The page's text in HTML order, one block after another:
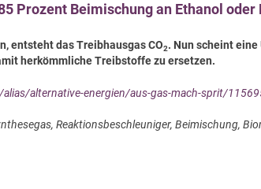
Prozent Beimischung an Ethanol
entsteht das Treibhausgas CO2. Nun scheint
herkömmliche Treibstoffe zu ersetzen.
alternative-energien/aus-gas-mach-sprit/
Reaktionsbeschleuniger, Beimischung,